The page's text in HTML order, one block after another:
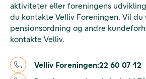
aktiviteter eller foreningens
du kontakte Velliv Foreningen. Vil
pensionsordning og andre
kontakte Velliv.
Velliv Foreningen:22 60 07 12